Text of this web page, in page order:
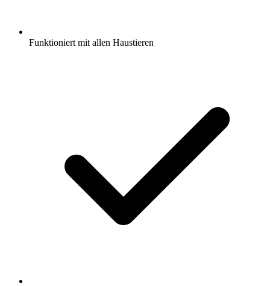
Funktioniert mit allen Haustieren